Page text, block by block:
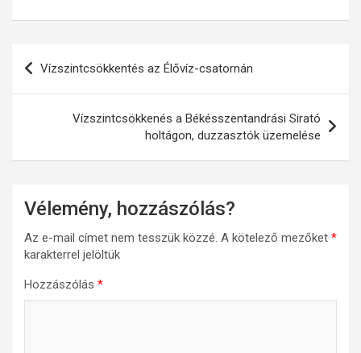
Bejegyzés
navigáció
Vízszintcsökkentés az Élővíz-csatornán
Vízszintcsökkenés a Békésszentandrási Sirató
holtágon, duzzasztók üzemelése
Vélemény, hozzászólás?
Az e-mail címet nem tesszük közzé. A kötelező mezőket *
karakterrel jelöltük
Hozzászólás *